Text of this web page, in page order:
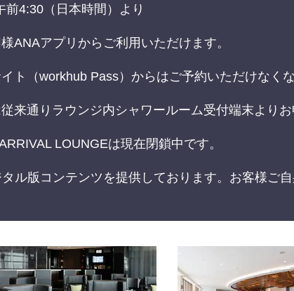
4:30（日本時間）より
ANAアプリからご利用いただけます。
ト（workhub Pass）からはご予約いただけなくな
来通りラウンジ内シャワールーム受付端末よりお
LOUNGEは現在閉鎖中です。
ル版コンテンツを提供しております。お客様ご